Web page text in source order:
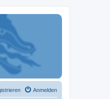
Anmelden